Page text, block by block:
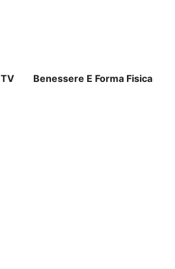
TV Benessere E Forma Fisica